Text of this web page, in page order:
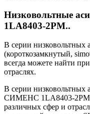
Низковольтные
1LA8403-2PM..
В серии
(короткозамкнутый,
всегда можете найти
отраслях.
В серии низковольтных
СИМЕНС 1LA8403-
различных сфер и